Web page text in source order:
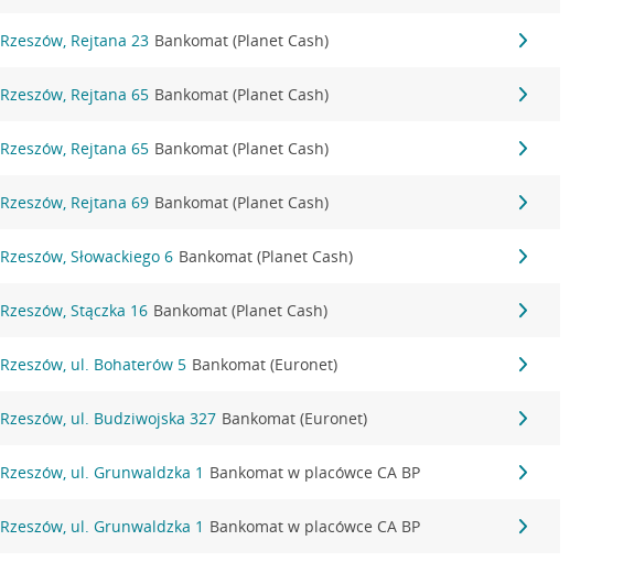
Rzeszów, Rejtana 23 Bankomat (Planet Cash)
Rzeszów, Rejtana 65 Bankomat (Planet Cash)
Rzeszów, Rejtana 65 Bankomat (Planet Cash)
Rzeszów, Rejtana 69 Bankomat (Planet Cash)
Rzeszów, Słowackiego 6 Bankomat (Planet Cash)
Rzeszów, Stączka 16 Bankomat (Planet Cash)
Rzeszów, ul. Bohaterów 5 Bankomat (Euronet)
Rzeszów, ul. Budziwojska 327 Bankomat (Euronet)
Rzeszów, ul. Grunwaldzka 1 Bankomat w placówce CA BP
Rzeszów, ul. Grunwaldzka 1 Bankomat w placówce CA BP